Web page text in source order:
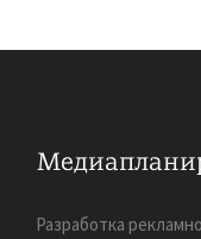
Разработка